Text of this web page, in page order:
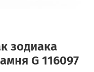
зодиака
G 116097